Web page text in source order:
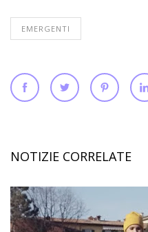
EMERGENTI
NOTIZIE CORRELATE